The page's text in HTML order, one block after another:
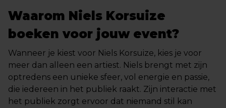
Waarom Niels Korsuize
boeken voor jouw event?
Wanneer je kiest voor Niels Korsuize, kies je voor
meer dan alleen een artiest. Niels brengt met zijn
optredens een unieke sfeer, vol energie en passie,
die iedereen in het publiek raakt. Zijn interactie met
het publiek zorgt ervoor dat niemand stil kan